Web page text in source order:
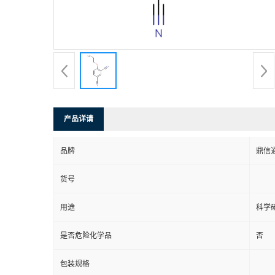
产品详请
品牌 鼎信
货号
用途 科学
是否危险化学品 否
包装规格